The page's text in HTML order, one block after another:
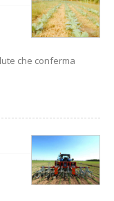
che conferma